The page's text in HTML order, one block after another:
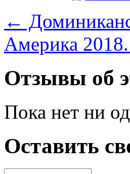
←
Америка
Отзывы об
Пока нет ни
Оставить